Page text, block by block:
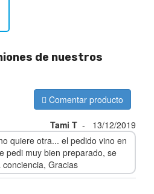
de nuestros
Comentar producto
Tami T -
13/12/2019
quiere otra... el pedido vino en
pedi muy bien preparado, se
Gracias